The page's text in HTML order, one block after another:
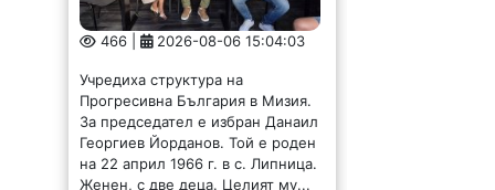
466 | 2026-08-06 15:04:03
Учредиха структура на
Прогресивна България в Мизия.
За председател е избран Данаил
Георгиев Йорданов. Той е роден
на 22 април 1966 г. в с. Липница.
Женен, с две деца. Целият му...